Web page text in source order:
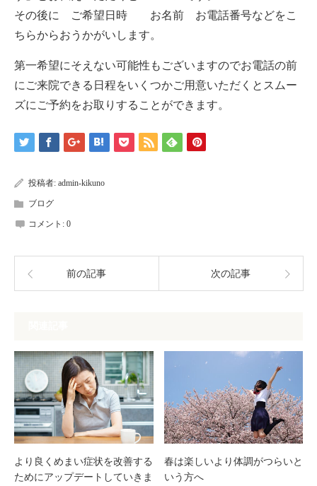
その後に ご希望日時 お名前 お電話番号などをこ
ちらからおうかがいします。
第一希望にそえない可能性もございますのでお電話の前
にご来院できる日程をいくつかご用意いただくと スムー
ズにご予約をお取りすることができます。
投稿者: admin-kikuno
ブログ
コメント: 0
前の記事 次の記事
より良くめまい症状を改善する
ためにアップデートしていきま
春は楽しいより体調がつらいと
いう方へ